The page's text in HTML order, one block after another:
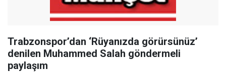
Trabzonspor’dan ‘Rüyanızda görürsünüz’
denilen Muhammed Salah göndermeli
paylaşım